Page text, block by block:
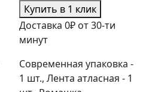
Купить в 1 клик
Доставка 0₽ от 30-ти
минут
Современная упаковка -
1 шт., Лента атласная - 1